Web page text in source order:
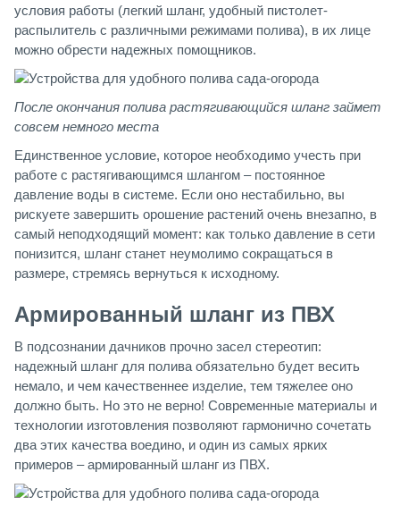
условия работы (легкий шланг, удобный пистолет-
распылитель с различными режимами полива), в их лице
можно обрести надежных помощников.
После окончания полива растягивающийся шланг займет
совсем немного места
Единственное условие, которое необходимо учесть при
работе с растягивающимся шлангом – постоянное
давление воды в системе. Если оно нестабильно, вы
рискуете завершить орошение растений очень внезапно, в
самый неподходящий момент: как только давление в сети
понизится, шланг станет неумолимо сокращаться в
размере, стремясь вернуться к исходному.
Армированный шланг из ПВХ
В подсознании дачников прочно засел стереотип:
надежный шланг для полива обязательно будет весить
немало, и чем качественнее изделие, тем тяжелее оно
должно быть. Но это не верно! Современные материалы и
технологии изготовления позволяют гармонично сочетать
два этих качества воедино, и один из самых ярких
примеров – армированный шланг из ПВХ.